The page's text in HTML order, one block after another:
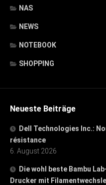
NAS
NEWS
NOTEBOOK
SHOPPING
Neueste Beiträge
Dell Technologies Inc.:
résistance
6. August 2026
Die wohl beste Bambu
Drucker mit